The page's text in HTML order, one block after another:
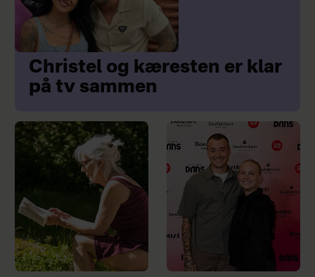
Christel og kæresten er klar
på tv sammen